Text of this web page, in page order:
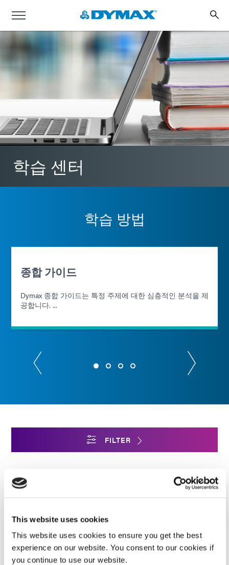
This website uses cookies
This website uses cookies to ensure you get the best
experience on our website. You consent to our cookies if
you continue to use our website.
학습 센터
학습 방법
종합 가이드
Dymax 종합 가이드는 특정 주제에 대한 심층적인 분석을 제
공합니다. ...
FILTER
21개의 결과를 보여줍니다
Ebook 테스트 리소스 소개